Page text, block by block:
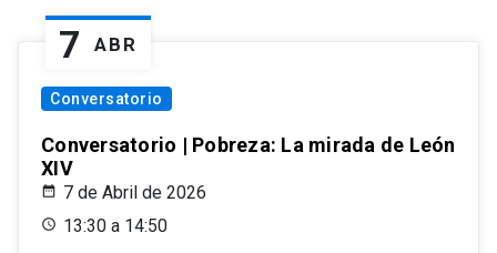
7 ABR
Conversatorio
Conversatorio | Pobreza: La mirada de León
XIV
7 de Abril de 2026
13:30 a 14:50